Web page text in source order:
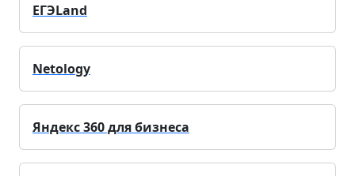
ЕГЭLand
Netology
Яндекс 360 для бизнеса